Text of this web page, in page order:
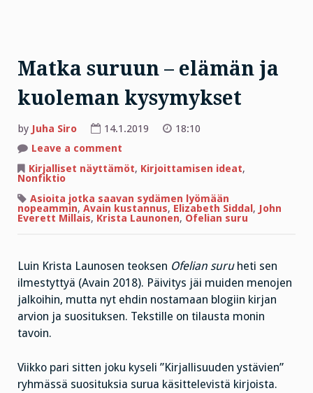
Matka suruun – elämän ja
kuoleman kysymykset
by Juha Siro 14.1.2019
18:10
Leave a comment
suruun
ja
kuoleman
kysymykset
Kirjalliset näyttämöt, Kirjoittamisen ideat,
Nonfiktio
Asioita jotka saavan sydämen lyömään
nopeammin, Avain kustannus, Elizabeth Siddal, John
Everett Millais, Krista Launonen, Ofelian suru
Luin Krista Launosen teoksen Ofelian suruheti sen
ilmestyttyä (Avain 2018). Päivitys jäi muiden menojen
jalkoihin, mutta nyt ehdin nostamaan blogiin kirjan
arvion ja suosituksen. Tekstille on tilausta monin
tavoin.
Viikko pari sitten joku kyseli ”Kirjallisuuden ystävien”
ryhmässä suosituksia surua käsittelevistä kirjoista.